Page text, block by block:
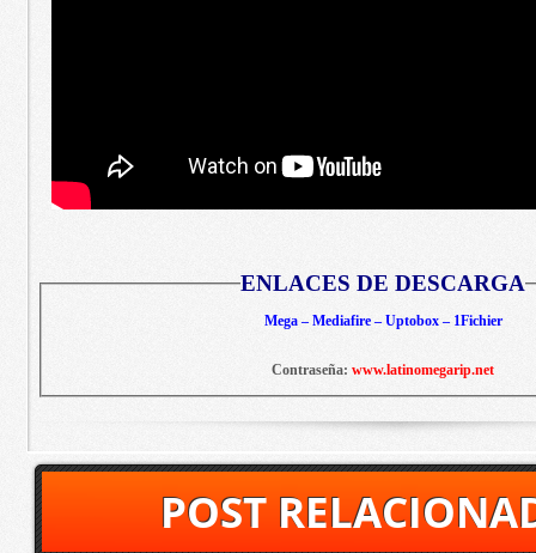
ENLACES DE DESCARGA
Mega – Mediafire – Uptobox – 1Fichier
Contraseña: www.latinomegarip.net
POST